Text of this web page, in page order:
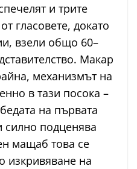
и трите
гласовете, докато
взели общо 60–
Макар
механизмът на
в тази посока –
на първата
силно подценява
мащаб това се
изкривяване на